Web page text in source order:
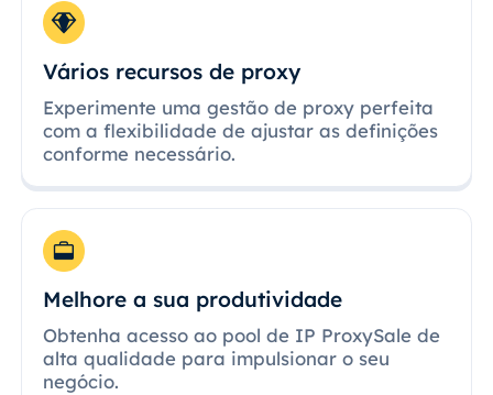
Vários recursos de proxy
Experimente uma gestão de proxy perfeita
com a flexibilidade de ajustar as definições
conforme necessário.
Melhore a sua produtividade
Obtenha acesso ao pool de IP ProxySale de
alta qualidade para impulsionar o seu
negócio.